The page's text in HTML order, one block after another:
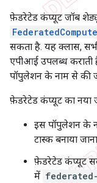
फ़ेडरेटेड कंप्यूट जॉब
सकता है. यह क्लास,
एपीआई उपलब्ध
पॉपुलेशन के नाम से की
फ़ेडरेटेड कंप्यूट का
इस पॉपुलेशन के
टास्क बनाया
फ़ेडरेटेड कंप्यूट
में